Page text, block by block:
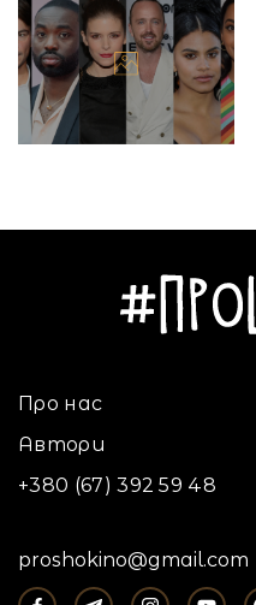
Про нас
Автори
+380 (67) 392 59 48
proshokino@gmail.com